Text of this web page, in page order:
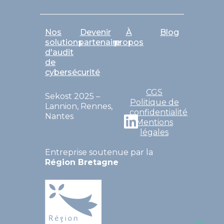
Nos
solutions
d'audit
de
cybersécurité
Devenir
partenaire
À
propos
Blog
Sekost 2025 –
Lannion, Rennes,
Nantes
CGS
Politique de
confidentialité
Mentions
légales
Entreprise soutenue par la
Région Bretagne